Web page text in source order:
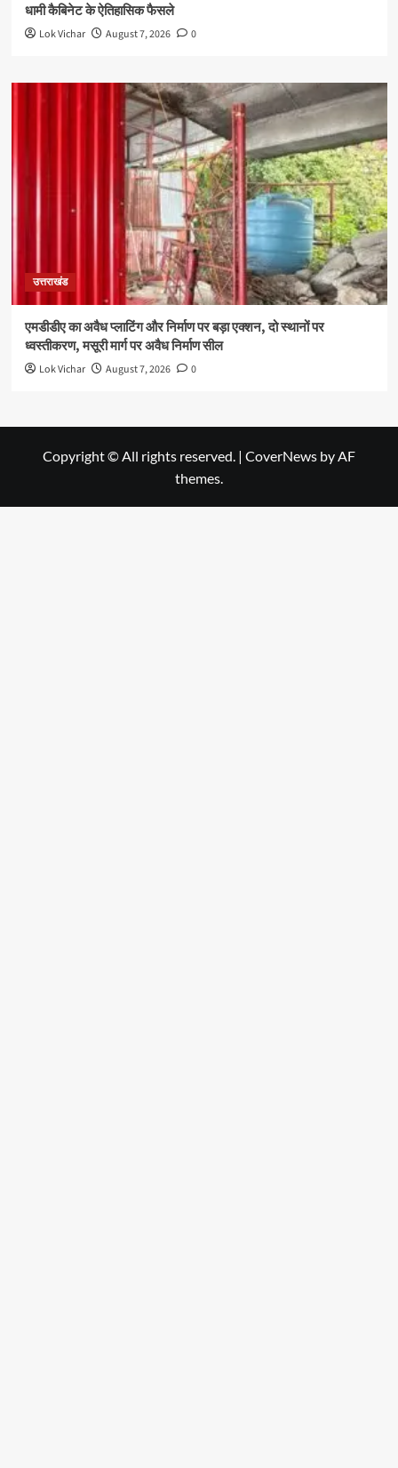
धामी कैबिनेट के ऐतिहासिक फैसले
Lok Vichar August 7, 2026 0
उत्तराखंड
एमडीडीए का अवैध प्लाटिंग और निर्माण पर बड़ा एक्शन, दो स्थानों पर
ध्वस्तीकरण, मसूरी मार्ग पर अवैध निर्माण सील
Lok Vichar August 7, 2026 0
Copyright © All rights reserved. | CoverNews by AF
themes.